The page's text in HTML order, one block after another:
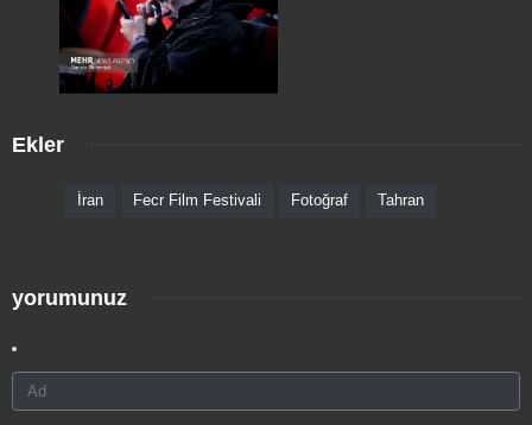
Ekler
İran Fecr Film Festivali Fotoğraf Tahran
yorumunuz